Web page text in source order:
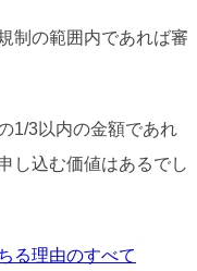
制の範囲内であれば審
1/3以内の金額であれ
し込む価値はあるでし
る理由のすべて